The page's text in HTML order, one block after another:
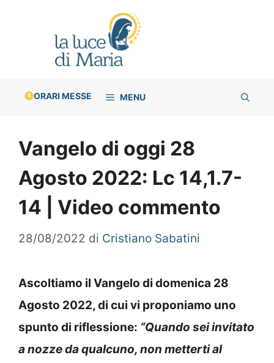
ORARI MESSE MENU
Vangelo di oggi 28
Agosto 2022: Lc 14,1.7-
14 | Video commento
28/08/2022 di Cristiano Sabatini
Ascoltiamo il Vangelo di domenica 28
Agosto 2022, di cui vi proponiamo uno
spunto di riflessione: “Quando sei invitato
a nozze da qualcuno, non metterti al